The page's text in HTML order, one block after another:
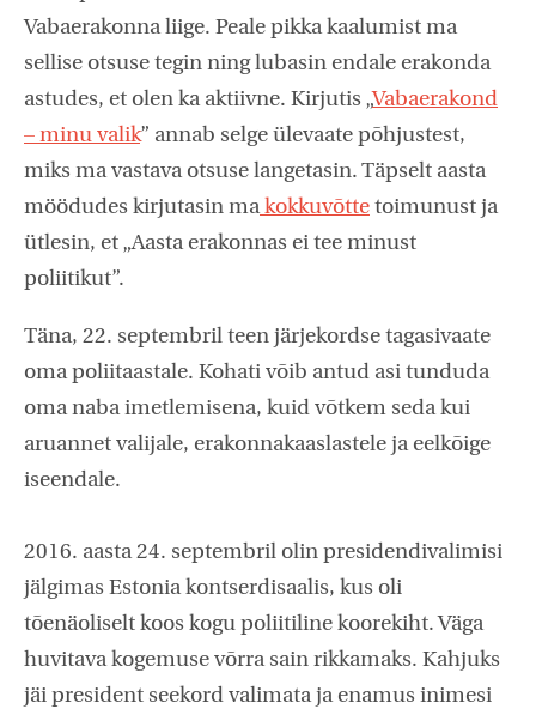
Vabaerakonna liige. Peale pikka kaalumist ma
sellise otsuse tegin ning lubasin endale erakonda
astudes, et olen ka aktiivne. Kirjutis „Vabaerakond
– minu valik” annab selge ülevaate põhjustest,
miks ma vastava otsuse langetasin. Täpselt aasta
möödudes kirjutasin makokkuvõtte toimunust ja
ütlesin, et „Aasta erakonnas ei tee minust
poliitikut”.
Täna, 22. septembril teen järjekordse tagasivaate
oma poliitaastale. Kohati võib antud asi tunduda
oma naba imetlemisena, kuid võtkem seda kui
aruannet valijale, erakonnakaaslastele ja eelkõige
iseendale.
2016. aasta 24. septembril olin presidendivalimisi
jälgimas Estonia kontserdisaalis, kus oli
tõenäoliselt koos kogu poliitiline koorekiht. Väga
huvitava kogemuse võrra sain rikkamaks. Kahjuks
jäi president seekord valimata ja enamus inimesi